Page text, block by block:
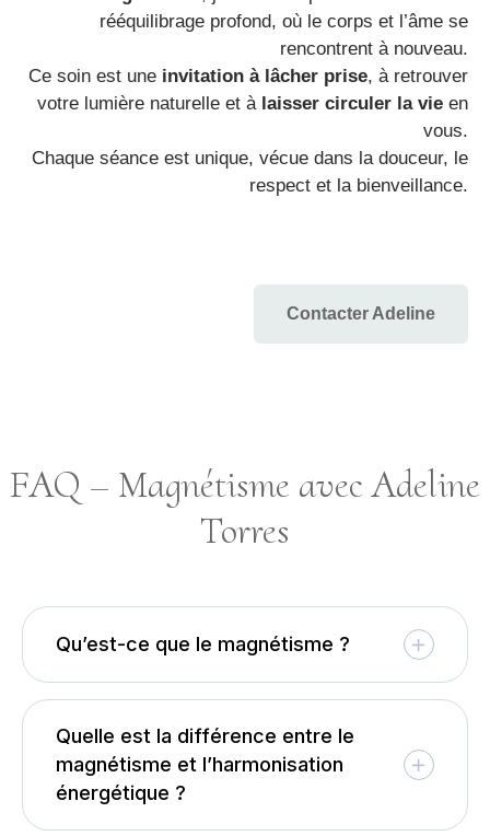
rééquilibrage profond, où le corps et l’âme se
rencontrent à nouveau.
Ce soin est une invitation à lâcher prise, à retrouver
votre lumière naturelle et à laisser circuler la vie en
vous.
Chaque séance est unique, vécue dans la douceur, le
respect et la bienveillance.
Contacter Adeline
FAQ – Magnétisme avec Adeline
Torres
Qu’est-ce que le magnétisme ?
Quelle est la différence entre le
magnétisme et l’harmonisation
énergétique ?